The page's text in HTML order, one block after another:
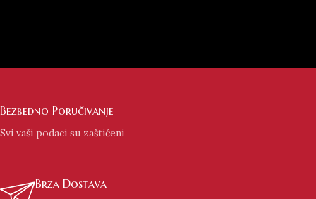
Bezbedno Poručivanje
Svi vaši podaci su zaštićeni
Brza Dostava